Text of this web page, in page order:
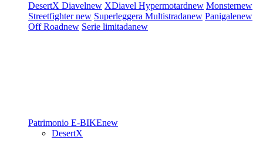
DesertX Diavelnew XDiavel Hypermotardnew Monsternew
Streetfighternew Superleggera Multistradanew Panigalenew
Off Roadnew Serie limitadanew
Patrimonio E-BIKEnew
DesertX